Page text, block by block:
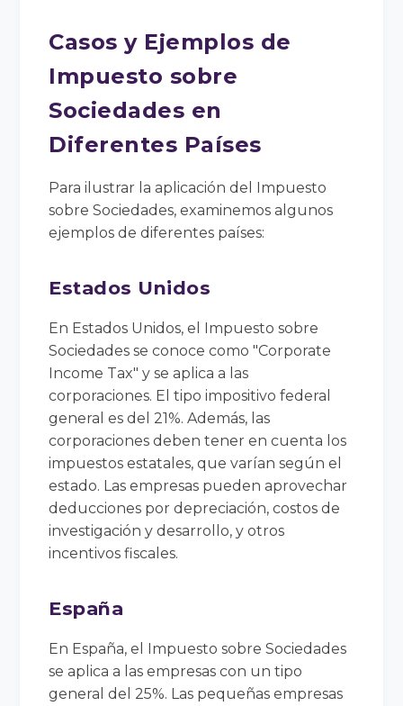
Casos y Ejemplos de
Impuesto sobre
Sociedades en
Diferentes Países
Para ilustrar la aplicación del Impuesto
sobre Sociedades, examinemos algunos
ejemplos de diferentes países:
Estados Unidos
En Estados Unidos, el Impuesto sobre
Sociedades se conoce como "Corporate
Income Tax" y se aplica a las
corporaciones. El tipo impositivo federal
general es del 21%. Además, las
corporaciones deben tener en cuenta los
impuestos estatales, que varían según el
estado. Las empresas pueden aprovechar
deducciones por depreciación, costos de
investigación y desarrollo, y otros
incentivos fiscales.
España
En España, el Impuesto sobre Sociedades
se aplica a las empresas con un tipo
general del 25%. Las pequeñas empresas